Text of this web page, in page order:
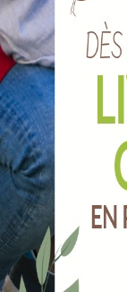
Cage
Ref :
JGA100BF1
EAN :
Marque :